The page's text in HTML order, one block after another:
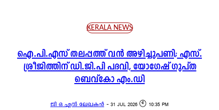
KERALA NEWS
ഐ.പി.എസ് തലപ്പത്ത് വൻ അഴിച്ചുപണി; എസ്.
ശ്രീജിത്തിന് ഡി.ജി.പി പദവി, യോഗേഷ് ഗുപ്ത
ബെവ്കോ എം.ഡി
ജി ഒ എൽ ലേഖകൻ - 31 JUL 2026 🕙 10:35 PM